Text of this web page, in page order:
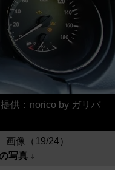
供：norico by ガリバ
画像（19/24）
写真 ↓